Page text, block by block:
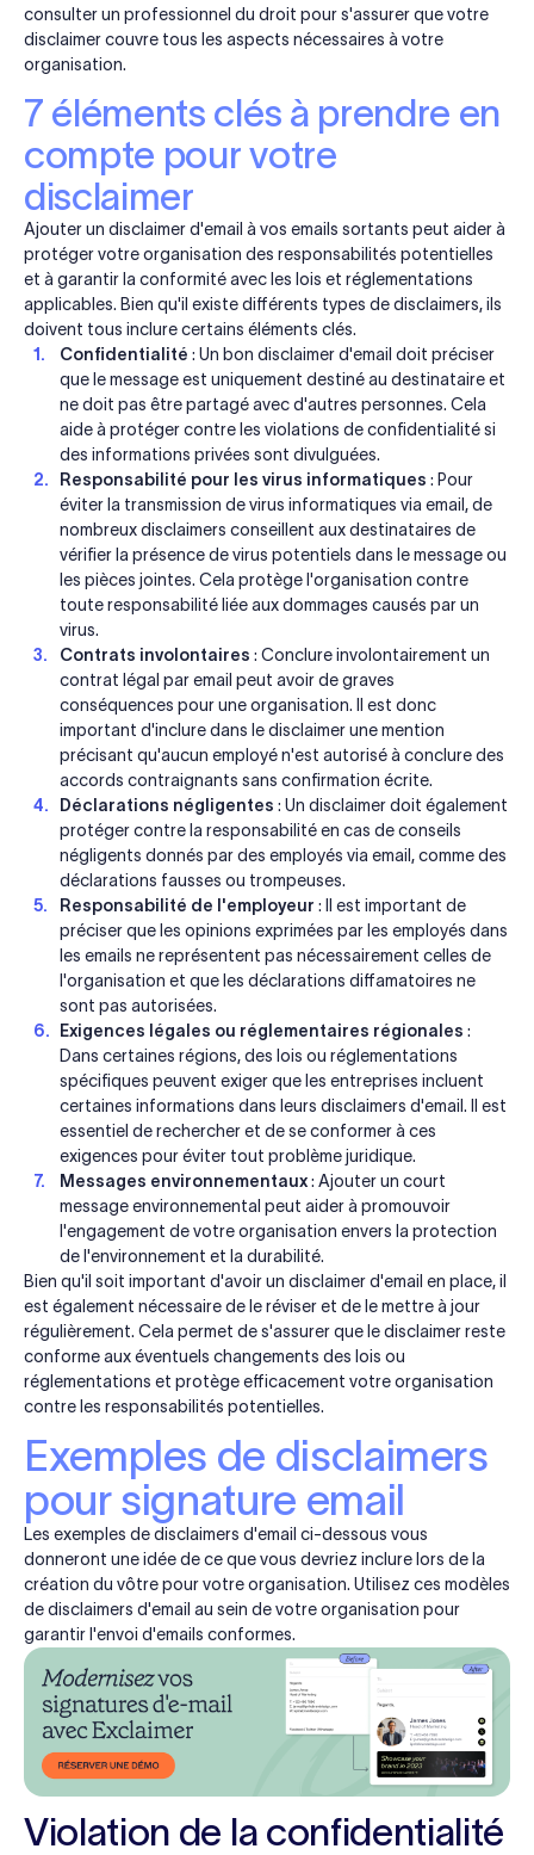
consulter un professionnel du droit pour s'assurer que votre
disclaimer couvre tous les aspects nécessaires à votre
organisation.
7 éléments clés à prendre en
compte pour votre
disclaimer
Ajouter un disclaimer d'email à vos emails sortants peut aider à
protéger votre organisation des responsabilités potentielles
et à garantir la conformité avec les lois et réglementations
applicables. Bien qu'il existe différents types de disclaimers, ils
doivent tous inclure certains éléments clés.
Confidentialité : Un bon disclaimer d'email doit préciser
que le message est uniquement destiné au destinataire et
ne doit pas être partagé avec d'autres personnes. Cela
aide à protéger contre les violations de confidentialité si
des informations privées sont divulguées.
Responsabilité pour les virus informatiques : Pour
éviter la transmission de virus informatiques via email, de
nombreux disclaimers conseillent aux destinataires de
vérifier la présence de virus potentiels dans le message ou
les pièces jointes. Cela protège l'organisation contre
toute responsabilité liée aux dommages causés par un
virus.
Contrats involontaires : Conclure involontairement un
contrat légal par email peut avoir de graves
conséquences pour une organisation. Il est donc
important d'inclure dans le disclaimer une mention
précisant qu'aucun employé n'est autorisé à conclure des
accords contraignants sans confirmation écrite.
Déclarations négligentes : Un disclaimer doit également
protéger contre la responsabilité en cas de conseils
négligents donnés par des employés via email, comme des
déclarations fausses ou trompeuses.
Responsabilité de l'employeur : Il est important de
préciser que les opinions exprimées par les employés dans
les emails ne représentent pas nécessairement celles de
l'organisation et que les déclarations diffamatoires ne
sont pas autorisées.
Exigences légales ou réglementaires régionales :
Dans certaines régions, des lois ou réglementations
spécifiques peuvent exiger que les entreprises incluent
certaines informations dans leurs disclaimers d'email. Il est
essentiel de rechercher et de se conformer à ces
exigences pour éviter tout problème juridique.
Messages environnementaux: Ajouter un court
message environnemental peut aider à promouvoir
l'engagement de votre organisation envers la protection
de l'environnement et la durabilité.
Bien qu'il soit important d'avoir un disclaimer d'email en place, il
est également nécessaire de le réviser et de le mettre à jour
régulièrement. Cela permet de s'assurer que le disclaimer reste
conforme aux éventuels changements des lois ou
réglementations et protège efficacement votre organisation
contre les responsabilités potentielles.
Exemples de disclaimers
pour signature email
Les exemples de disclaimers d'email ci-dessous vous
donneront une idée de ce que vous devriez inclure lors de la
création du vôtre pour votre organisation. Utilisez ces modèles
de disclaimers d'email au sein de votre organisation pour
garantir l'envoi d'emails conformes.
Violation de la confidentialité